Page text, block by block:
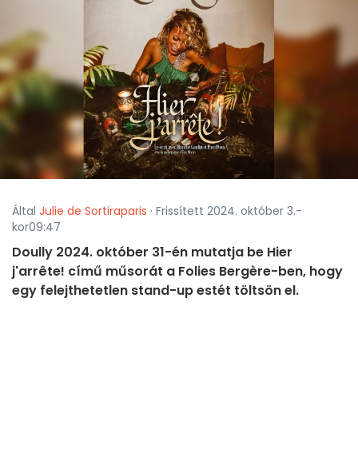
Által Julie de Sortiraparis · Frissített 2024. október 3.-
kor09:47
Doully 2024. október 31-én mutatja be Hier
j'arrête! című műsorát a Folies Bergère-ben, hogy
egy felejthetetlen stand-up estét töltsön el.